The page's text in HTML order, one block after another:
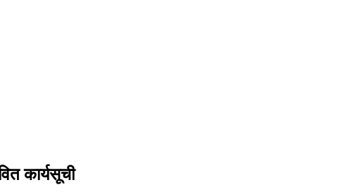
कार्यसूची